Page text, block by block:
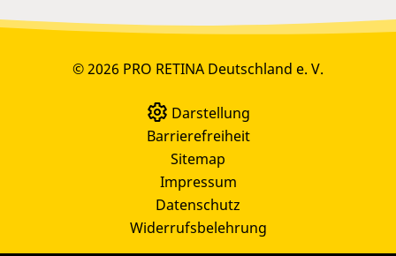
© 2026 PRO RETINA Deutschland e. V.
Darstellung
Barrierefreiheit
Sitemap
Impressum
Datenschutz
Widerrufsbelehrung